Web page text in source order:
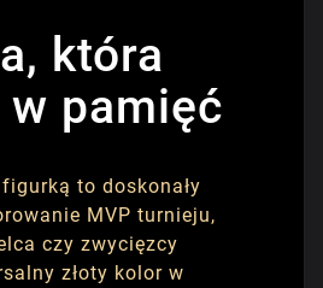
która
w pamięć
to doskonały
MVP turnieju,
czy zwycięzcy
złoty kolor w